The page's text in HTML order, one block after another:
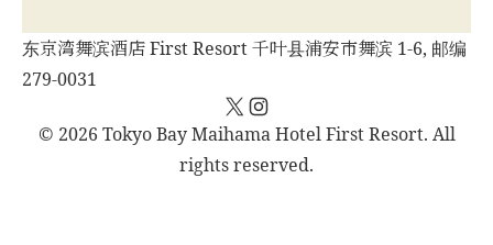
东京湾舞滨酒店 First Resort 千叶县浦安市舞滨 1-6, 邮编
279-0031
X Instagram
© 2026 Tokyo Bay Maihama Hotel First Resort. All
rights reserved.